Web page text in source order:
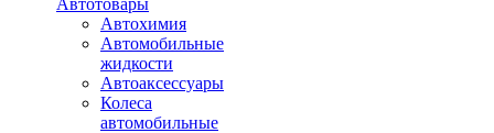
Автотовары
Автохимия
Автомобильные
жидкости
Автоаксессуары
Колеса
автомобильные